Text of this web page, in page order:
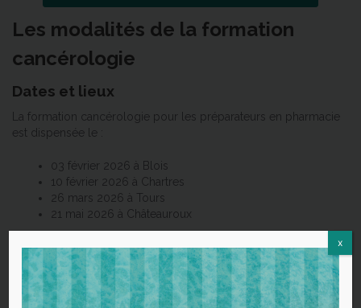
Les modalités de la formation
cancérologie
Dates et lieux
La formation cancérologie pour les préparateurs en pharmacie
est dispensée le :
03 février 2026 à Blois
10 février 2026 à Chartres
26 mars 2026 à Tours
21 mai 2026 à Châteauroux
Durée et format
La formation dure 7h00. Elle se déroule en présentiel
uniquement.
x